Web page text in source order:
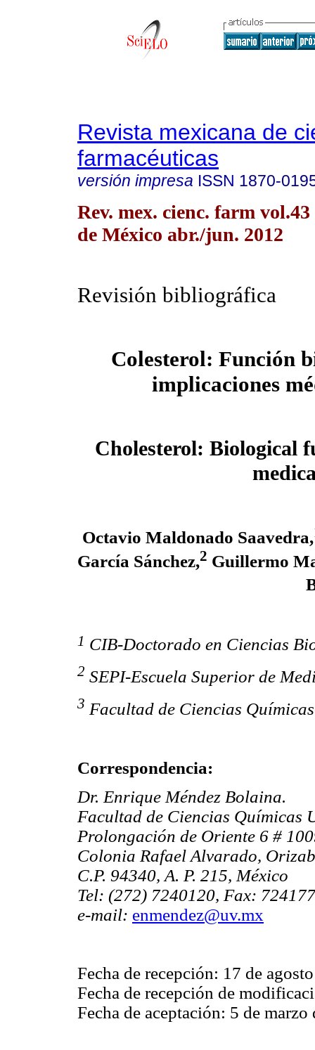
Revista mexicana de
farmacéuticas
versión impresa ISSN 1870-
Rev. mex. cienc. farm
de México abr./jun. 2012
Revisión bibliográfica
Colesterol: Función
implicaciones
Cholesterol: Biological
Octavio Maldonado Saavedra,
García Sánchez,2 Guillermo
1 CIB-Doctorado en Ciencias
2 SEPI-Escuela Superior de
3 Facultad de Ciencias
Correspondencia:
Dr. Enrique Méndez Bolaina.
Facultad de Ciencias Químicas
Prolongación de Oriente 6 #
Colonia Rafael Alvarado,
C.P. 94340, A. P. 215, México
Tel: (272) 7240120, Fax:
e-mail: enmendez@uv.mx
Fecha de recepción: 17 de
Fecha de recepción de
Fecha de aceptación: 5 de marzo